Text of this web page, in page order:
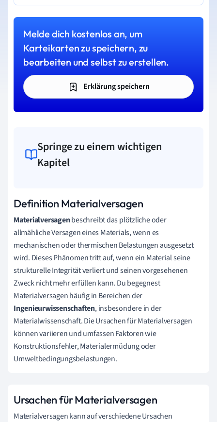
Melde dich kostenlos an, um
Karteikarten zu speichern, zu
bearbeiten und selbst zu erstellen.
Erklärung speichern
Springe zu einem wichtigen
Kapitel
Definition Materialversagen
Materialversagenbeschreibt das plötzliche oder
allmähliche Versagen eines Materials, wenn es
mechanischen oder thermischen Belastungen ausgesetzt
wird. Dieses Phänomen tritt auf, wenn ein Material seine
strukturelle Integrität verliert und seinen vorgesehenen
Zweck nicht mehr erfüllen kann. Du begegnest
Materialversagen häufig in Bereichen der
Ingenieurwissenschaften, insbesondere in der
Materialwissenschaft. Die Ursachen für Materialversagen
können variieren und umfassen Faktoren wie
Konstruktionsfehler, Materialermüdung oder
Umweltbedingungsbelastungen.
Ursachen für Materialversagen
Materialversagen kann auf verschiedene Ursachen